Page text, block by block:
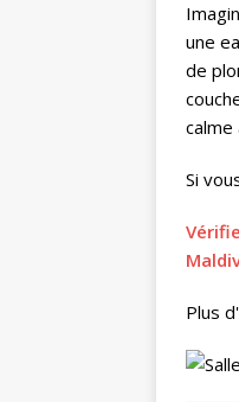
une
de
calme
Si
Plus